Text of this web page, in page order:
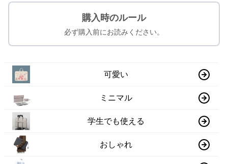
購入時のルール
必ず購入前にお読みください。
可愛い
ミニマル
学生でも使える
おしゃれ